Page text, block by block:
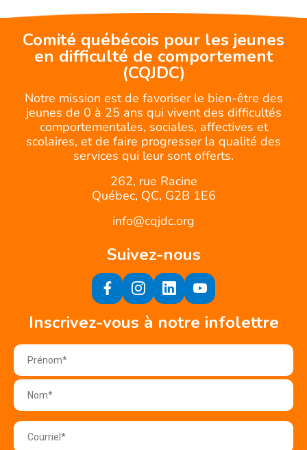
Comité québécois pour les jeunes
en difficulté de comportement
(CQJDC)
Notre mission est de favoriser le bien-être des
jeunes de 0 à 25 ans qui vivent des difficultés
comportementales, sociales, affectives et
scolaires, et de faire progresser la qualité des
services qui leur sont offerts.
262, rue Racine
Québec, QC, G2B 1E6
info@cqjdc.org
Suivez-nous
Inscrivez-vous à notre infolettre